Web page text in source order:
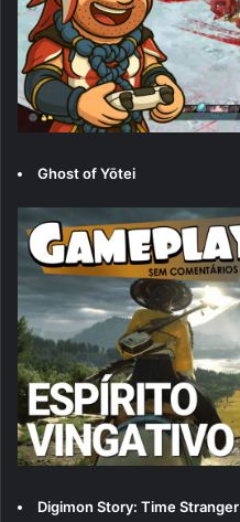
Ghost of Yōtei
Digimon Story: Time Stranger